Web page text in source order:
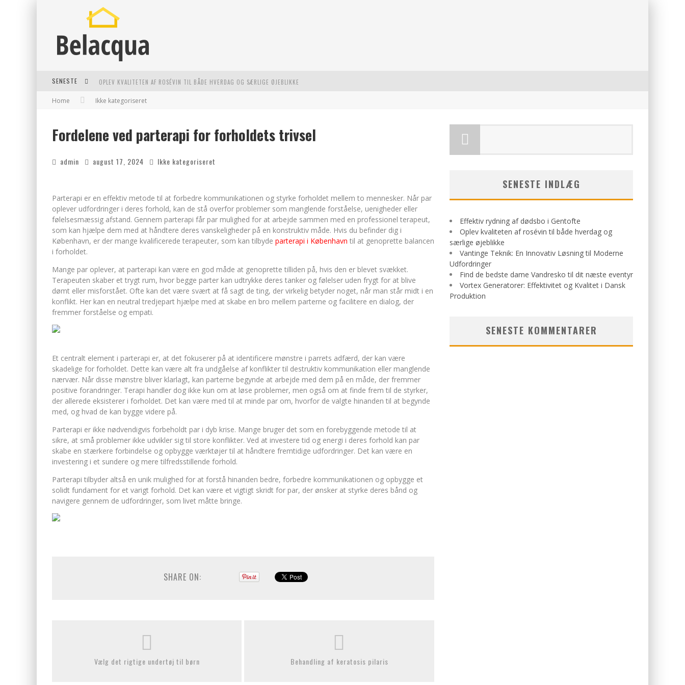
SENESTE OPLEV KVALITETEN AF ROSÉVIN TIL BÅDE HVERDAG OG SÆRLIGE ØJEBLIKKE
VANTINGE TEKNIK: EN INNOVATIV LØSNING TIL MODERNE UDFORDRINGER
EFFEKTIV RYDNING AF DØDSBO I GENTOFTE
Home Ikke kategoriseret
Fordelene ved parterapi for forholdets trivsel
admin august 17, 2024 Ikke kategoriseret
Parterapi er en effektiv metode til at forbedre kommunikationen og styrke forholdet mellem to mennesker. Når par
oplever udfordringer i deres forhold, kan de stå overfor problemer som manglende forståelse, uenigheder eller
følelsesmæssig afstand. Gennem parterapi får par mulighed for at arbejde sammen med en professionel terapeut,
som kan hjælpe dem med at håndtere deres vanskeligheder på en konstruktiv måde. Hvis du befinder dig i
København, er der mange kvalificerede terapeuter, som kan tilbyde parterapi i København til at genoprette balancen
i forholdet.
Mange par oplever, at parterapi kan være en god måde at genoprette tilliden på, hvis den er blevet svækket.
Terapeuten skaber et trygt rum, hvor begge parter kan udtrykke deres tanker og følelser uden frygt for at blive
dømt eller misforstået. Ofte kan det være svært at få sagt de ting, der virkelig betyder noget, når man står midt i en
konflikt. Her kan en neutral tredjepart hjælpe med at skabe en bro mellem parterne og facilitere en dialog, der
fremmer forståelse og empati.
Et centralt element i parterapi er, at det fokuserer på at identificere mønstre i parrets adfærd, der kan være
skadelige for forholdet. Dette kan være alt fra undgåelse af konflikter til destruktiv kommunikation eller manglende
nærvær. Når disse mønstre bliver klarlagt, kan parterne begynde at arbejde med dem på en måde, der fremmer
positive forandringer. Terapi handler dog ikke kun om at løse problemer, men også om at finde frem til de styrker,
der allerede eksisterer i forholdet. Det kan være med til at minde par om, hvorfor de valgte hinanden til at begynde
med, og hvad de kan bygge videre på.
Parterapi er ikke nødvendigvis forbeholdt par i dyb krise. Mange bruger det som en forebyggende metode til at
sikre, at små problemer ikke udvikler sig til store konflikter. Ved at investere tid og energi i deres forhold kan par
skabe en stærkere forbindelse og opbygge værktøjer til at håndtere fremtidige udfordringer. Det kan være en
investering i et sundere og mere tilfredsstillende forhold.
Parterapi tilbyder altså en unik mulighed for at forstå hinanden bedre, forbedre kommunikationen og opbygge et
solidt fundament for et varigt forhold. Det kan være et vigtigt skridt for par, der ønsker at styrke deres bånd og
navigere gennem de udfordringer, som livet måtte bringe.
SHARE ON:
Vælg det rigtige undertøj til børn Behandling af keratosis pilaris
SENESTE INDLÆG
Effektiv rydning af dødsbo i Gentofte
Oplev kvaliteten af rosévin til både hverdag og
særlige øjeblikke
Vantinge Teknik: En Innovativ Løsning til Moderne
Udfordringer
Find de bedste dame Vandresko til dit næste eventyr
Vortex Generatorer: Effektivitet og Kvalitet i Dansk
Produktion
SENESTE KOMMENTARER